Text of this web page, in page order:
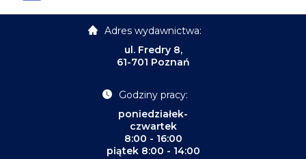
Adres wydawnictwa:
ul. Fredry 8,
61-701 Poznań
Godziny pracy:
poniedziałek-
czwartek
8:00 - 16:00
piątek 8:00 - 14:00